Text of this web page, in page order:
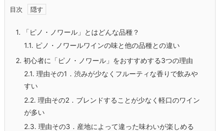
目次
1. 「ピノ・ノワール」とはどんな品種？
1.1. ピノ・ノワールワインの味と他の品種との違い
2. 初心者に「ピノ・ノワール」をおすすめする3つの理由
2.1. 理由その1．渋みが少なくフルーティな香りで飲みや
すい
2.2. 理由その2．ブレンドすることが少なく軽口のワイン
が多い
2.3. 理由その3．産地によって違った味わいが楽しめる